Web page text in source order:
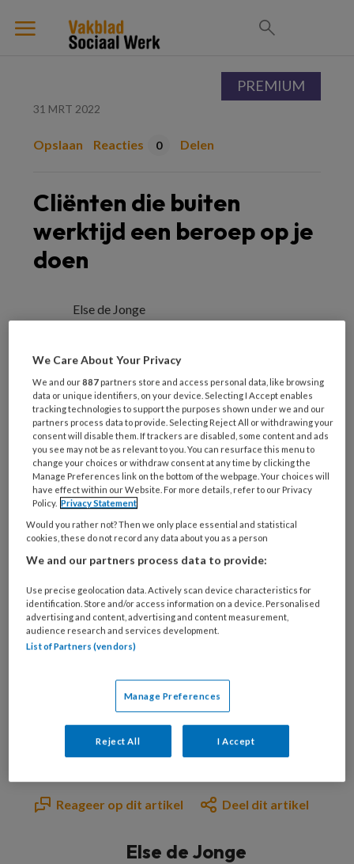
31 MRT 2022
Opslaan Reacties 0 Delen
Cliënten die buiten
werktijd een beroep op je
doen
Else de Jonge
'Ik werk sinds zes jaar als ambulant
hulpverlener vanuit de WMO voor een
gemeente in het midden van
Nederland. Sinds twee jaar doe ik dat
als zzp-er. De vraag waarover ik graag
eens collega's zou horen, kwam bij mij
op naar aanleiding van de volgende
casus.
PREMIUM
Al abonnee?Log dan in
PREMIUM
Reageer op dit artikel Deel dit artikel
Else de Jonge
We Care About Your Privacy
We and our887 partners store and access personal data, like browsing
data or unique identifiers, on your device. Selecting I Accept enables
tracking technologies to support the purposes shown under we and our
partners process data to provide. Selecting Reject All or withdrawing your
consent will disable them. If trackers are disabled, some content and ads
you see may not be as relevant to you. You can resurface this menu to
change your choices or withdraw consent at any time by clicking the
Manage Preferences link on the bottom of the webpage. Your choices will
have effect within our Website. For more details, refer to our Privacy
Policy. Privacy Statement
Would you rather not? Then we only place essential and statistical
cookies, these do not record any data about you as a person
We and our partners process data to provide:
Use precise geolocation data. Actively scan device characteristics for
identification. Store and/or access information on a device. Personalised
advertising and content, advertising and content measurement,
audience research and services development.
List of Partners (vendors)
Manage Preferences
Reject All I Accept